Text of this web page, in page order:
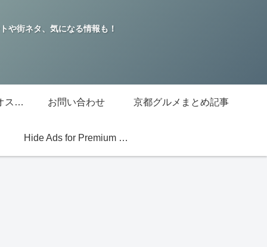
や街ネタ、気になる情報も！
グッチジャパン的オススメ店 お問い合わせ 京都グルメまとめ記事
Hide Ads for Premium Members